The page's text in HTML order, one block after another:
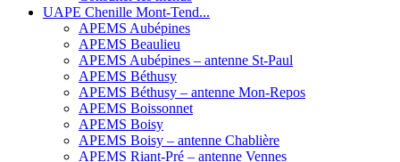
UAPE Chenille Mont-Tend...
APEMS Aubépines
APEMS Beaulieu
APEMS Aubépines – antenne St-Paul
APEMS Béthusy
APEMS Béthusy – antenne Mon-Repos
APEMS Boissonnet
APEMS Boisy
APEMS Boisy – antenne Chablière
APEMS Riant-Pré – antenne Vennes